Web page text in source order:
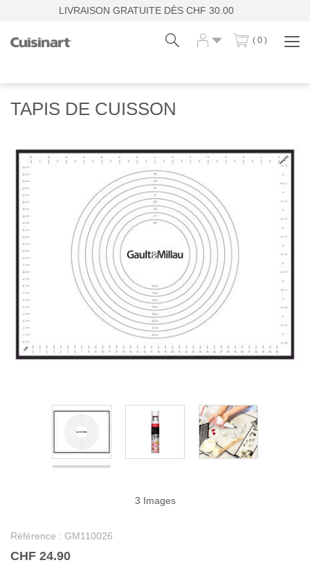
LIVRAISON GRATUITE DÈS CHF 30.00
( 0 )
TAPIS DE CUISSON
3 Images
Référence : GM110026
CHF 24.90